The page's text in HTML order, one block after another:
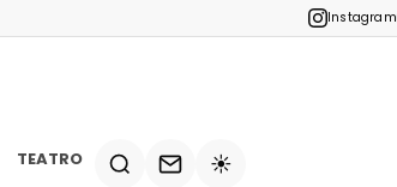
Instagram
TEATRO ☀️